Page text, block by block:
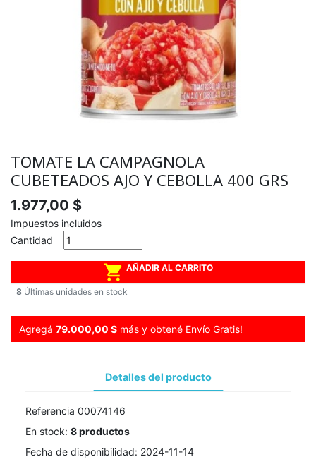
TOMATE LA CAMPAGNOLA
CUBETEADOS AJO Y CEBOLLA 400 GRS
1.977,00 $
Impuestos incluidos
Cantidad
 AÑADIR AL CARRITO
8 Últimas unidades en stock
Agregá 79.000,00 $ más y obtené Envío Gratis!
Detalles del producto
Referencia 00074146
En stock: 8 productos
Fecha de disponibilidad: 2024-11-14